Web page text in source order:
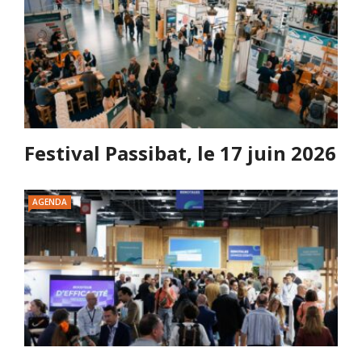
Festival Passibat, le 17 juin 2026
AGENDA